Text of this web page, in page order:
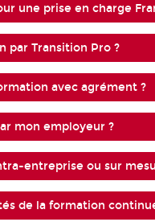
une prise en charge
par Transition Pro ?
avec agrément ?
mon employeur ?
entreprise ou sur
de la formation